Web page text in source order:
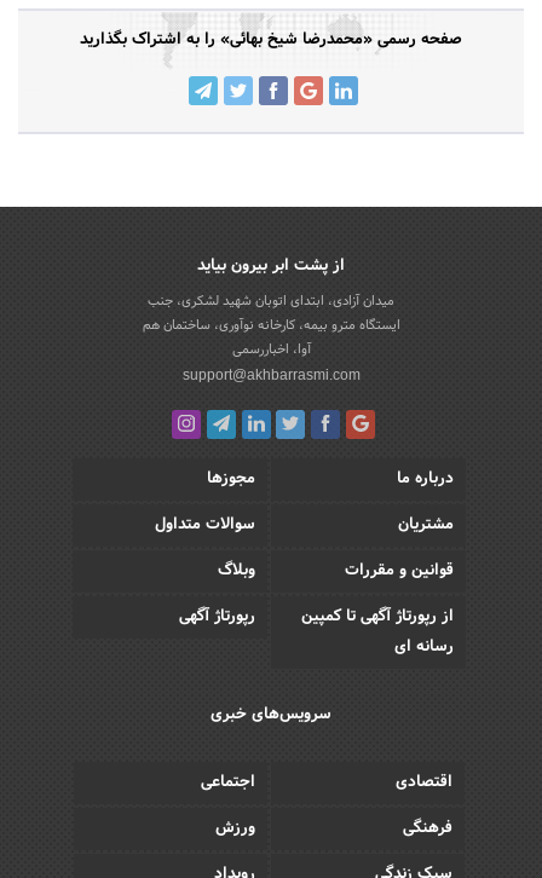
صفحه رسمی «محمدرضا شیخ بهائی» را به اشتراک بگذارید
از پشت ابر بیرون بیاید
میدان آزادی، ابتدای اتوبان شهید لشکری، جنب
ایستگاه مترو بیمه، کارخانه نوآوری، ساختمان هم
آوا، اخباررسمی
support@akhbarrasmi.com
درباره ما
مجوزها
مشتریان
سوالات متداول
قوانین و مقررات
وبلاگ
از رپورتاژ آگهی تا کمپین
رسانه ای
رپورتاژ آگهی
سرویس‌های خبری
اقتصادی
اجتماعی
فرهنگی
ورزش